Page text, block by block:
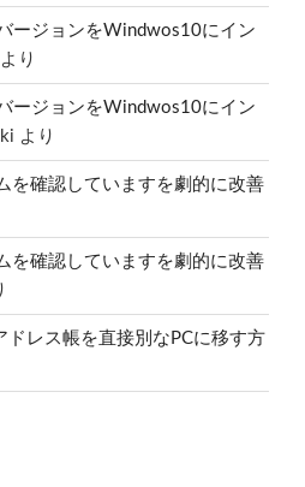
ージョンをWindwos10にイン
より
ージョンをWindwos10にイン
より
を確認していますを劇的に改善
を確認していますを劇的に改善
レス帳を直接別なPCに移す方